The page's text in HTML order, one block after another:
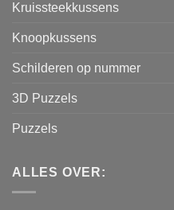
Kruissteekkussens
Knoopkussens
Schilderen op nummer
3D Puzzels
Puzzels
ALLES OVER: